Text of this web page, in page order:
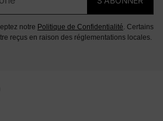
notre Politique de Confidentialité. Certains
reçus en raison des réglementations locales.